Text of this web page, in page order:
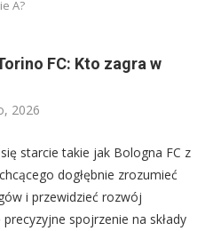
A?
FC: Kto zagra w
2026
starcie takie jak Bologna FC z
dogłębnie zrozumieć
i przewidzieć rozwój
spojrzenie na składy